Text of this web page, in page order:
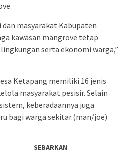
masyarakat Kabupaten
kawasan mangrove tetap
serta ekonomi warga,”
Ketapang memiliki 16 jenis
masyarakat pesisir. Selain
keberadaannya juga
bagi warga sekitar.(man/joe)
SEBARKAN